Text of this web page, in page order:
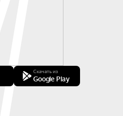
Скачать из
Google Play